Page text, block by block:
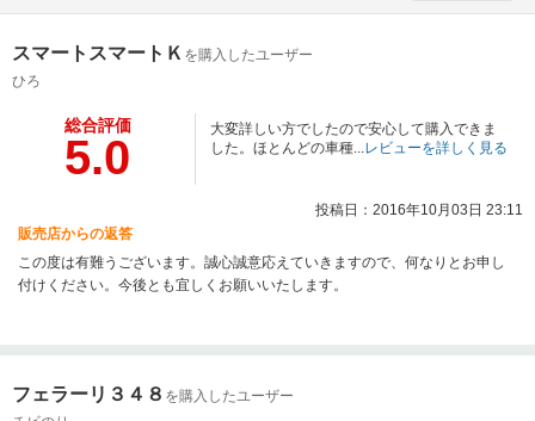
スマートスマートＫ を購入したユーザー
ひろ
総合評価
5.0
大変詳しい方でしたので安心して購入できま
した。ほとんどの車種...レビューを詳しく見る
投稿日：2016年10月03日 23:11
販売店からの返答
この度は有難うございます。誠心誠意応えていきますので、何なりとお申し
付けください。今後とも宜しくお願いいたします。
フェラーリ３４８ を購入したユーザー